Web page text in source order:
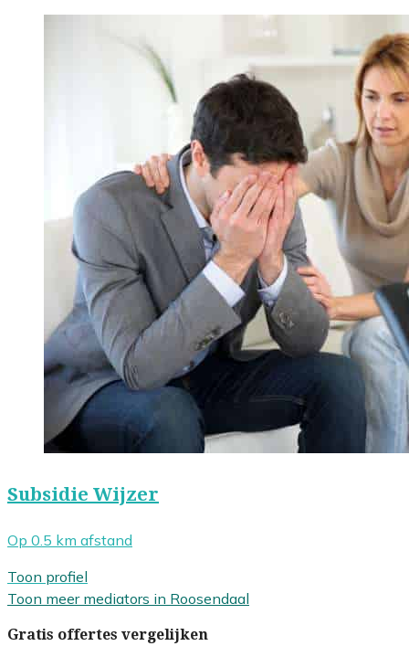
Subsidie Wijzer
Op 0.5 km afstand
Toon profiel
Toon meer mediators in Roosendaal
Gratis offertes vergelijken